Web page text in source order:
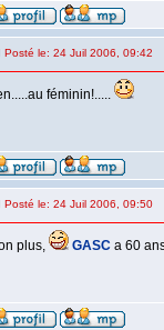
Posté le: 24 Juil 2006, 09:42
féminin!.....
Posté le: 24 Juil 2006, 09:50
plus, GASC a 60